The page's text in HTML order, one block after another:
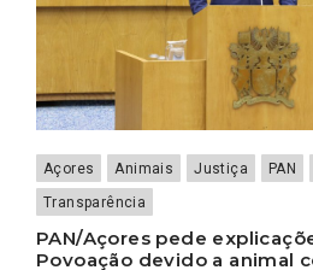
Açores Animais Justiça PAN
Transparência
PAN/Açores pede
Povoação devido a animal